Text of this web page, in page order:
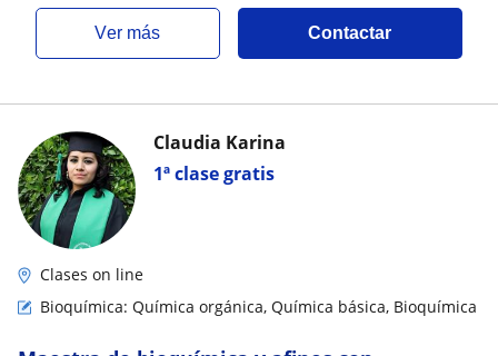
ver más Contactar
1ª clase gratis
Claudia Karina
Clases on line
Bioquímica: Química orgánica, Química básica, Bioquímica